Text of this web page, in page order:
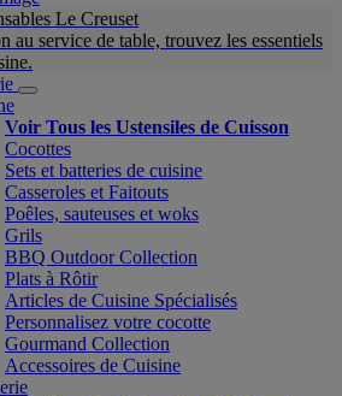
Le Creuset
au service de table, trouvez les essentiels
Voir Tous les Ustensiles de Cuisson
Cocottes
Sets et batteries de cuisine
Casseroles et Faitouts
Poêles, sauteuses et woks
Grils
BBQ Outdoor Collection
Plats à Rôtir
Articles de Cuisine Spécialisés
Personnalisez votre cocotte
Gourmand Collection
Accessoires de Cuisine